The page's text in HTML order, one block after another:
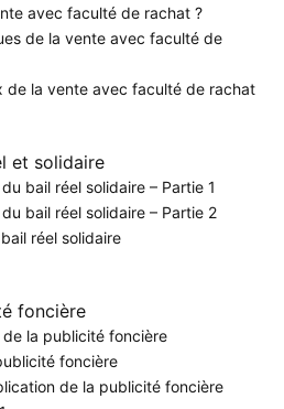
avec faculté de rachat ?
de la vente avec faculté de
de la vente avec faculté de rachat
et solidaire
bail réel solidaire – Partie 1
bail réel solidaire – Partie 2
réel solidaire
foncière
la publicité foncière
foncière
de la publicité foncière